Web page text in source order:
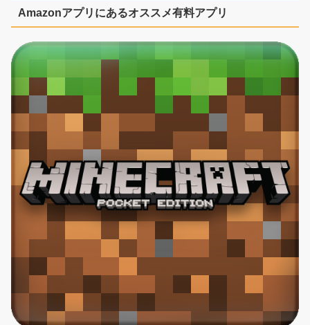
Amazonアプリにあるオススメ有料アプリ